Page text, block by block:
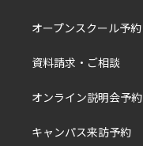
オープンスクール予約
資料請求・ご相談
オンライン説明会予約
キャンパス来訪予約